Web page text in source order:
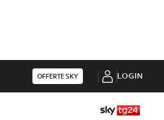
OFFERTE SKY LOGIN